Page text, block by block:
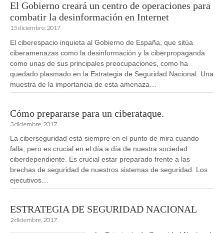
El Gobierno creará un centro de operaciones para
combatir la desinformación en Internet
15 diciembre, 2017
El ciberespacio inquieta al Gobierno de España, que sitúa
ciberamenazas como la desinformación y la ciberpropaganda
como unas de sus principales preocupaciones, como ha
quedado plasmado en la Estrategia de Seguridad Nacional. Una
muestra de la importancia de esta amenaza…
Cómo prepararse para un ciberataque.
3 diciembre, 2017
La ciberseguridad está siempre en el punto de mira cuando
falla, pero es crucial en el día a día de nuestra sociedad
ciberdependiente. Es crucial estar preparado frente a las
brechas de seguridad de nuestros sistemas de seguridad. Los
ejecutivos…
ESTRATEGIA DE SEGURIDAD NACIONAL
2 diciembre, 2017